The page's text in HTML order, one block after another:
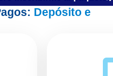
Depósito en Ox